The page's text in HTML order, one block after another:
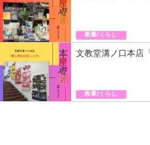
教養/くらし
文教堂溝ノ口本店
教養/くらし